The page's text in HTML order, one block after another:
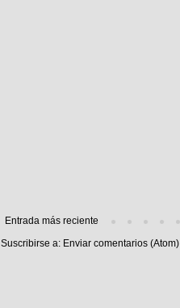
Entrada más reciente
Suscribirse a: Enviar comentarios (Atom)